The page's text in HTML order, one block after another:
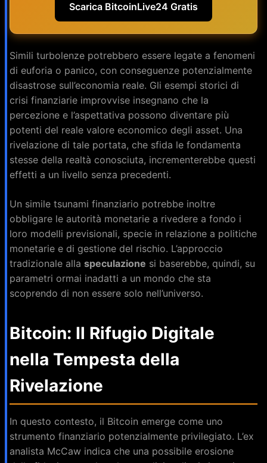
Scarica BitcoinLive24 Gratis
Simili turbolenze potrebbero essere legate a fenomeni
di euforia o panico, con conseguenze potenzialmente
disastrose sull’economia reale. Gli esempi storici di
crisi finanziarie improvvise insegnano che la
percezione e l’aspettativa possono diventare più
potenti del reale valore economico degli asset. Una
rivelazione di tale portata, che sfida le fondamenta
stesse della realtà conosciuta, incrementerebbe questi
effetti a un livello senza precedenti.
Un simile tsunami finanziario potrebbe inoltre
obbligare le autorità monetarie a rivedere a fondo i
loro modelli previsionali, specie in relazione a politiche
monetarie e di gestione del rischio. L’approccio
tradizionale alla speculazione si baserebbe, quindi, su
parametri ormai inadatti a un mondo che sta
scoprendo di non essere solo nell’universo.
Bitcoin: Il Rifugio Digitale
nella Tempesta della
Rivelazione
In questo contesto, il Bitcoin emerge come uno
strumento finanziario potenzialmente privilegiato. L’ex
analista McCaw indica che una possibile erosione